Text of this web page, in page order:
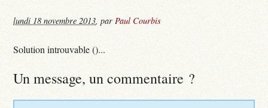
lundi 18 novembre 2013,parPaul Courbis
Solution introuvable ()...
Un message, un commentaire ?